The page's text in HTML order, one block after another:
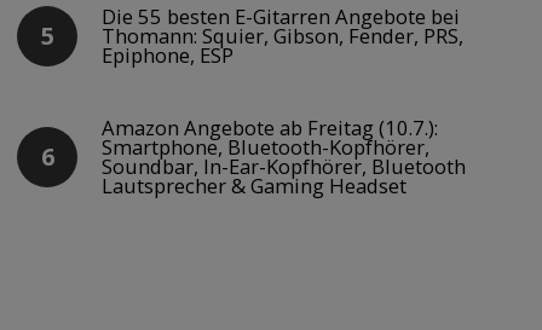
Die 55 besten E-Gitarren Angebote bei
Thomann: Squier, Gibson, Fender, PRS,
Epiphone, ESP
Amazon Angebote ab Freitag (10.7.):
Smartphone, Bluetooth-Kopfhörer,
Soundbar, In-Ear-Kopfhörer, Bluetooth
Lautsprecher & Gaming Headset